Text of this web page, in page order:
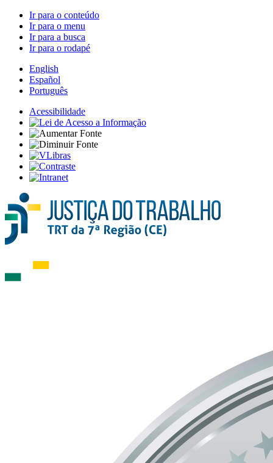
Ir para o conteúdo
Ir para o menu
Ir para a busca
Ir para o rodapé
English
Español
Português
Acessibilidade